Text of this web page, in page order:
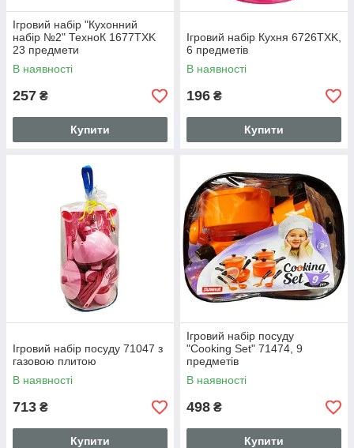
Ігровий набір "Кухонний
набір №2" ТехноК 1677TXK
23 предмети
В наявності
257 ₴
Купити
Ігровий набір Кухня 6726TXK,
6 предметів
В наявності
196 ₴
Купити
Ігровий набір посуду 71047 з
газовою плитою
В наявності
713 ₴
Купити
Ігровий набір посуду
"Cooking Set" 71474, 9
предметів
В наявності
498 ₴
Купити